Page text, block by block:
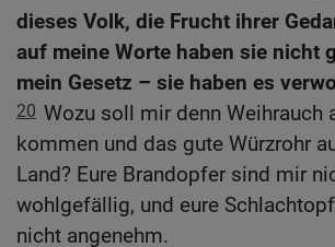
dieses Volk, die Frucht ihrer
auf meine Worte haben sie nicht
mein Gesetz – sie haben es
20 Wozu soll mir denn Weihrauch
kommen und das gute Würzrohr
Land? Eure Brandopfer sind mir
wohlgefällig, und eure
nicht angenehm.